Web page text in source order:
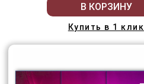
В КОРЗИНУ
Купить в 1 клик